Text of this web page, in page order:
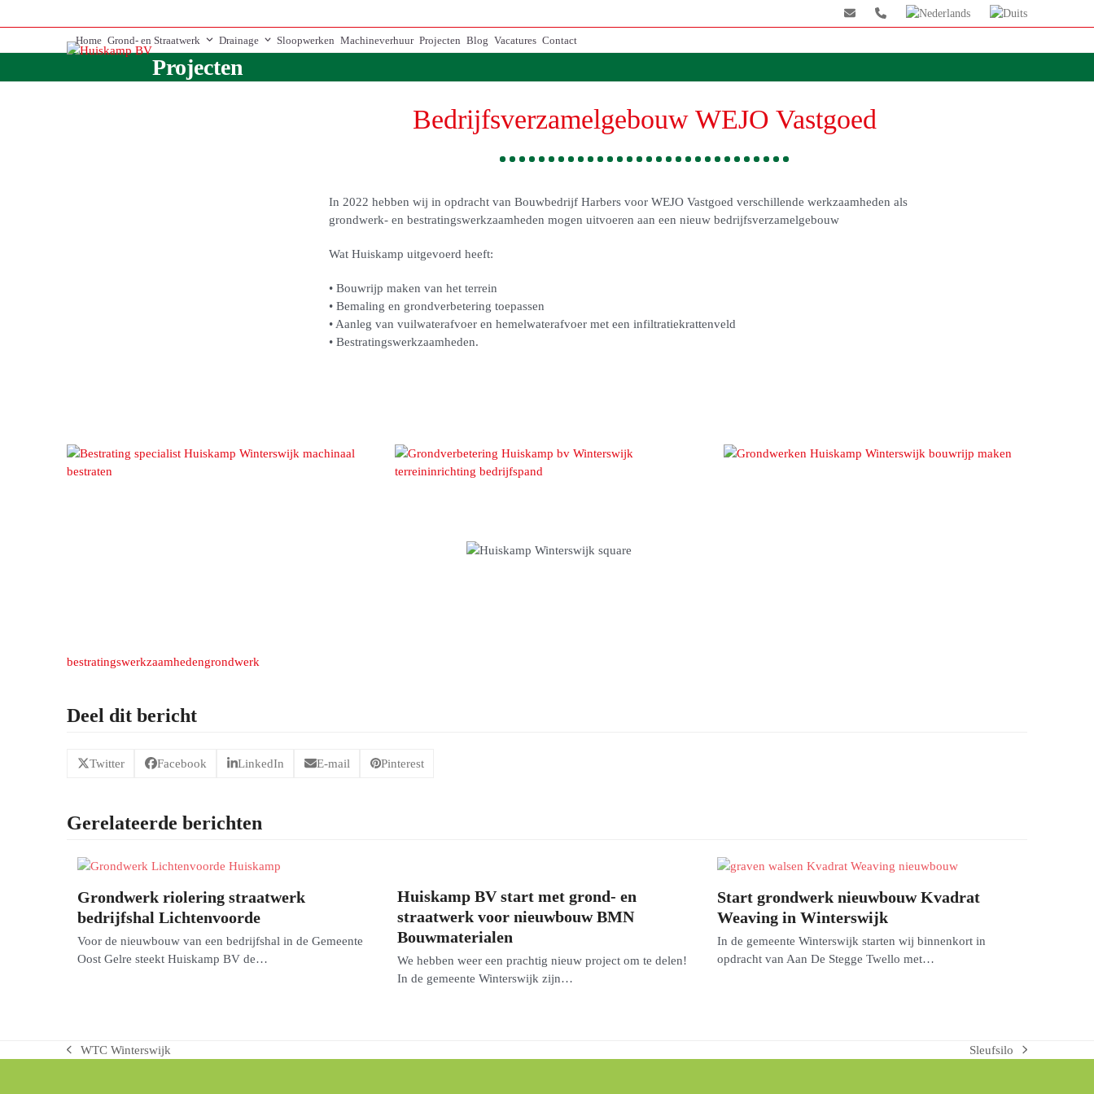
to
Home Grond- en Straatwerk Drainage Sloopwerken Machineverhuur Projecten Blog Vacatures Contact
Projecten
Bedrijfsverzamelgebouw WEJO Vastgoed
In 2022 hebben wij in opdracht van Bouwbedrijf Harbers voor WEJO Vastgoed verschillende werkzaamheden als
grondwerk- en bestratingswerkzaamheden mogen uitvoeren aan een nieuw bedrijfsverzamelgebouw
Wat Huiskamp uitgevoerd heeft:
• Bouwrijp maken van het terrein
• Bemaling en grondverbetering toepassen
• Aanleg van vuilwaterafvoer en hemelwaterafvoer met een infiltratiekrattenveld
• Bestratingswerkzaamheden.
bestratingswerkzaamhedengrondwerk
Deel dit bericht
Twitter Facebook LinkedIn E-mail Pinterest
Gerelateerde berichten
Grondwerk riolering straatwerk
bedrijfshal Lichtenvoorde
Voor de nieuwbouw van een bedrijfshal in de Gemeente
Oost Gelre steekt Huiskamp BV de…
Huiskamp BV start met grond- en
straatwerk voor nieuwbouw BMN
Bouwmaterialen
We hebben weer een prachtig nieuw project om te delen!
In de gemeente Winterswijk zijn…
Start grondwerk nieuwbouw Kvadrat
Weaving in Winterswijk
In de gemeente Winterswijk starten wij binnenkort in
opdracht van Aan De Stegge Twello met…
previous
WTC Winterswijk
next
Sleufsilo